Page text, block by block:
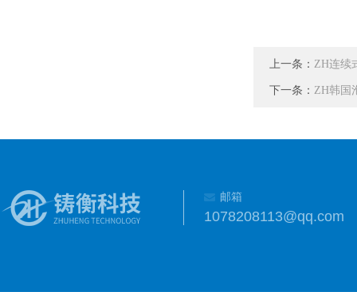
上一条： ZH连续
下一条： ZH韩国
邮箱
1078208113@qq.com